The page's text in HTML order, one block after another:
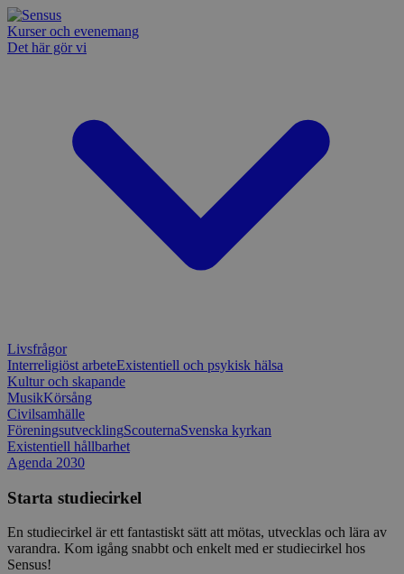
Kurser och evenemang
Det här gör vi
Livsfrågor
Interreligiöst arbeteExistentiell och psykisk hälsa
Kultur och skapande
MusikKörsång
Civilsamhälle
FöreningsutvecklingScouternaSvenska kyrkan
Existentiell hållbarhet
Agenda 2030
Starta studiecirkel
En studiecirkel är ett fantastiskt sätt att mötas, utvecklas och lära av
varandra. Kom igång snabbt och enkelt med er studiecirkel hos
Sensus!